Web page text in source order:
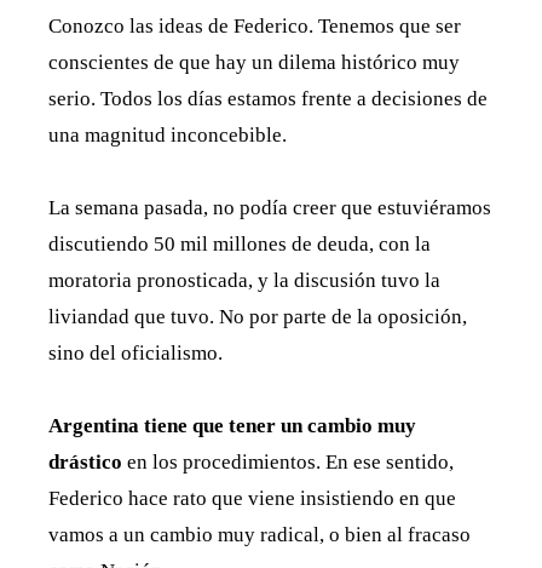
Conozco las ideas de Federico. Tenemos que ser
conscientes de que hay un dilema histórico muy
serio. Todos los días estamos frente a decisiones de
una magnitud inconcebible.
La semana pasada, no podía creer que estuviéramos
discutiendo 50 mil millones de deuda, con la
moratoria pronosticada, y la discusión tuvo la
liviandad que tuvo. No por parte de la oposición,
sino del oficialismo.
Argentina tiene que tener un cambio muy
drástico en los procedimientos. En ese sentido,
Federico hace rato que viene insistiendo en que
vamos a un cambio muy radical, o bien al fracaso